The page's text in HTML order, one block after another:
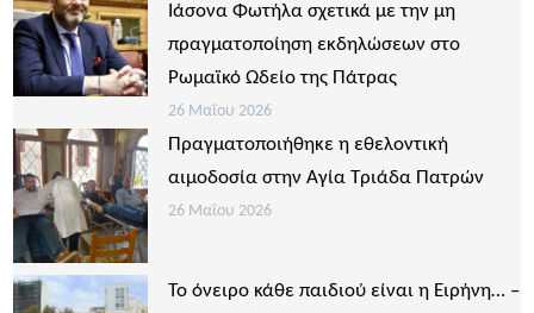
Ιάσονα Φωτήλα σχετικά με την μη
πραγματοποίηση εκδηλώσεων στο
Ρωμαϊκό Ωδείο της Πάτρας
26 Μαΐου 2026
Πραγματοποιήθηκε η εθελοντική
αιμοδοσία στην Αγία Τριάδα Πατρών
26 Μαΐου 2026
Το όνειρο κάθε παιδιού είναι η Ειρήνη… –